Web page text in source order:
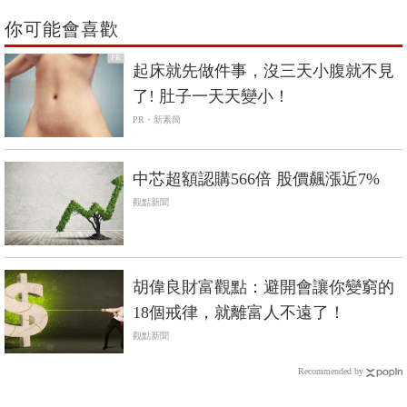
你可能會喜歡
PR
起床就先做件事，沒三天小腹就不見
了! 肚子一天天變小！
PR・新素簡
中芯超額認購566倍 股價飆漲近7%
觀點新聞
胡偉良財富觀點：避開會讓你變窮的
18個戒律，就離富人不遠了！
觀點新聞
Recommended by